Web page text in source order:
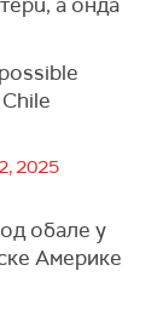
2025
обале у
Америке